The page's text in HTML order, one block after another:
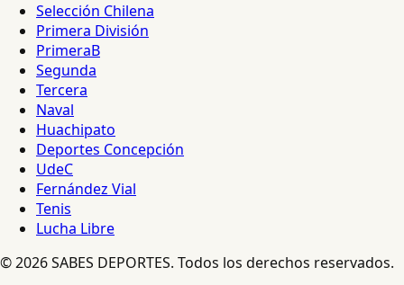
Selección Chilena
Primera División
PrimeraB
Segunda
Tercera
Naval
Huachipato
Deportes Concepción
UdeC
Fernández Vial
Tenis
Lucha Libre
© 2026 SABES DEPORTES. Todos los derechos reservados.